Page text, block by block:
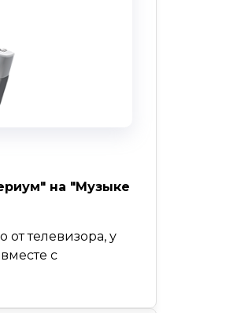
на "Музыке
телевизора, у
с